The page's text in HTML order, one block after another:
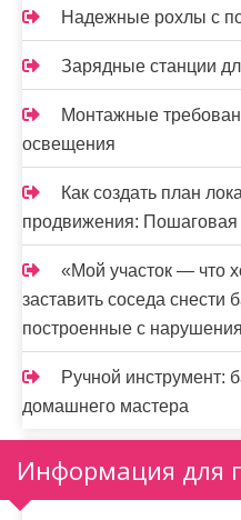
Надежные рохлы с
Зарядные станции
Монтажные
освещения
Как создать план
продвижения: Пошаговая
«Мой участок — что
заставить соседа снести
построенные с
Ручной инструмент:
домашнего мастера
Информация для